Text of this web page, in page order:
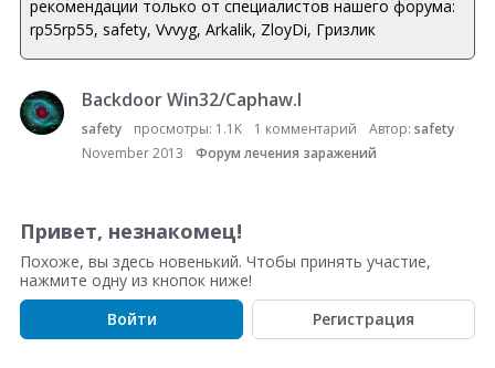
рекомендации только от специалистов нашего форума:
rp55rp55, safety, Vvvyg, Arkalik, ZloyDi, Гризлик
С
п
к
о
б
с
ж
Backdoor Win32/Caphaw.I
safety просмотры: 1.1K 1 комментарий Автор: safety
November 2013
Форум лечения заражений
Привет, незнакомец!
Похоже, вы здесь новенький. Чтобы принять участие,
нажмите одну из кнопок ниже!
Войти
Регистрация